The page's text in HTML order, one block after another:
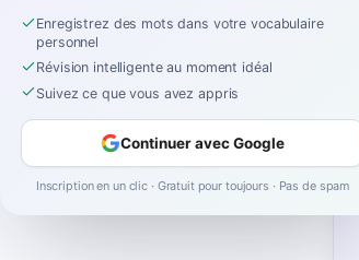
Enregistrez des mots dans votre vocabulaire
personnel
Révision intelligente au moment idéal
Suivez ce que vous avez appris
Continuer avec Google
Inscription en un clic · Gratuit pour toujours · Pas de spam